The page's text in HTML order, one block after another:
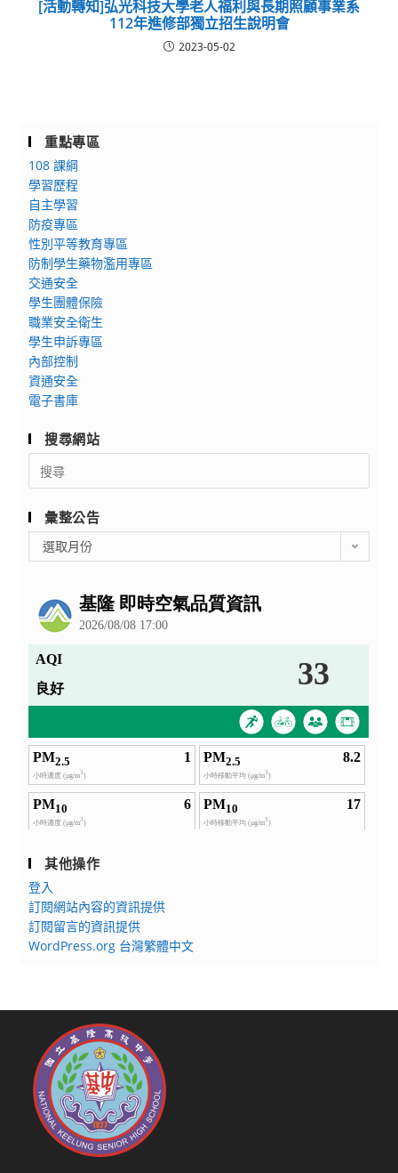
[活動轉知]弘光科技大學老人福利與長期照顧事業系
112年進修部獨立招生說明會
2023-05-02
重點專區
108 課綱
學習歷程
自主學習
防疫專區
性別平等教育專區
防制學生藥物濫用專區
交通安全
學生團體保險
職業安全衛生
學生申訴專區
內部控制
資通安全
電子書庫
搜尋網站
Search
for:
彙整公告
整
選取月份
其他操作
登入
訂閱網站內容的資訊提供
訂閱留言的資訊提供
WordPress.org 台灣繁體中文